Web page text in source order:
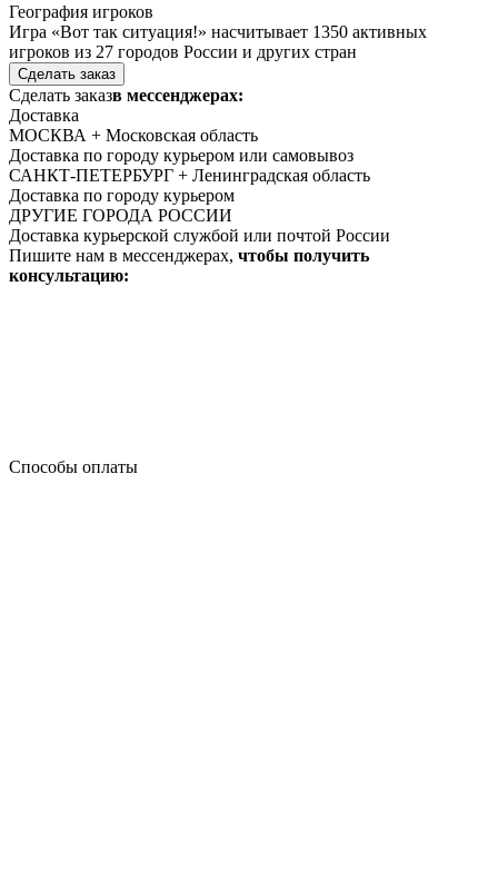
География игроков
Игра «Вот так ситуация!» насчитывает 1350 активных
игроков из 27 городов России и других стран
Сделать заказ
Сделать заказв мессенджерах:
Доставка
МОСКВА + Московская область
Доставка по городу курьером или самовывоз
САНКТ-ПЕТЕРБУРГ + Ленинградская область
Доставка по городу курьером
ДРУГИЕ ГОРОДА РОССИИ
Доставка курьерской службой или почтой России
Пишите нам в мессенджерах, чтобы получить
консультацию:
Способы оплаты